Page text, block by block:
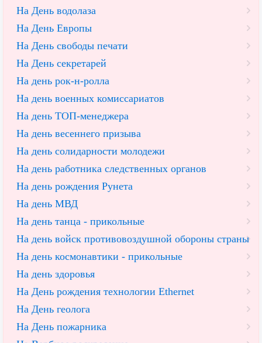
На День водолаза
На День Европы
На День свободы печати
На День секретарей
На день рок-н-ролла
На день военных комиссариатов
На день ТОП-менеджера
На день весеннего призыва
На день солидарности молодежи
На день работника следственных органов
На день рождения Рунета
На день МВД
На день танца - прикольные
На день войск противовоздушной обороны страны
На день космонавтики - прикольные
На день здоровья
На День рождения технологии Ethernet
На День геолога
На День пожарника